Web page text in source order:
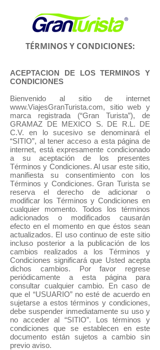
TÉRMINOSY CONDICIONES:
ACEPTACION DE LOS TERMINOS Y
CONDICIONES
Bienvenido al sitio de internet
www.ViajesGranTurista.com, sitio web y
marca registrada (“Gran Turista”), de
GRAMAZ DE MEXICO S. DE R.L. DE
C.V. en lo sucesivo se denominará el
“SITIO”, al tener acceso a esta página de
internet, está expresamente condicionado
a su aceptación de los presentes
Términos y Condiciones. Al usar este sitio,
manifiesta su consentimiento con los
Términos y Condiciones. Gran Turista se
reserva el derecho de adicionar o
modificar los Términos y Condiciones en
cualquier momento. Todos los términos
adicionados o modificados causarán
efecto en el momento en que éstos sean
actualizados. El uso continuo de este sitio
incluso posterior a la publicación de los
cambios realizados a los Términos y
Condiciones significará que Usted acepta
dichos cambios. Por favor regrese
periódicamente a esta página para
consultar cualquier cambio. En caso de
que el “USUARIO” no esté de acuerdo en
sujetarse a estos términos y condiciones,
debe suspender inmediatamente su uso y
no acceder al “SITIO”. Los términos y
condiciones que se establecen en este
documento están sujetos a cambio sin
previo aviso.